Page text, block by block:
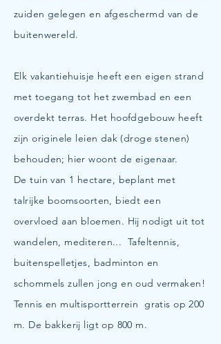
zuiden gelegen en afgeschermd van de
buitenwereld.
Elk vakantiehuisje heeft een eigen strand
met toegang tot het zwembad en een
overdekt terras. Het hoofdgebouw heeft
zijn originele leien dak (droge stenen)
behouden; hier woont de eigenaar.
De tuin van 1 hectare, beplant met
talrijke boomsoorten, biedt een
overvloed aan bloemen. Hij nodigt uit tot
wandelen, mediteren... Tafeltennis,
buitenspelletjes, badminton en
schommels zullen jong en oud vermaken!
Tennis en multisportterrein gratis op 200
m. De bakkerij ligt op 800 m.